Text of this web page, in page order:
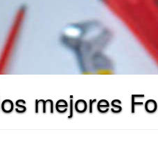
mejores